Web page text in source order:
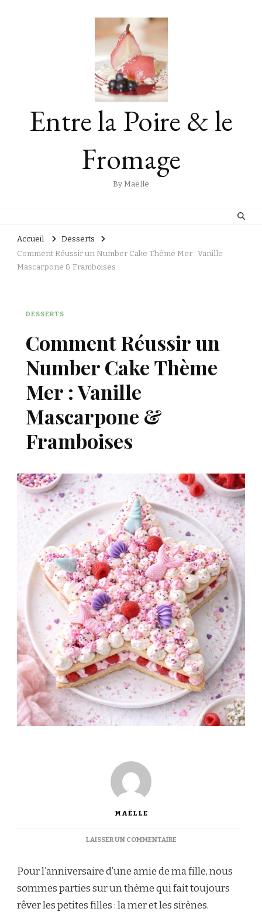
Entre la Poire & le
Fromage
By Maëlle
Accueil
Desserts
Comment Réussir un Number Cake Thème Mer : Vanille
Mascarpone & Framboises
DESSERTS
Comment Réussir un
Number Cake Thème
Mer : Vanille
Mascarpone &
Framboises
MAËLLE
LAISSER UN COMMENTAIRESUR
UN
NUMBER
CAKE
THÈME
Pour l’anniversaire d’une amie de ma fille, nous
sommes parties sur un thème qui fait toujours
rêver les petites filles : la mer et les sirènes.